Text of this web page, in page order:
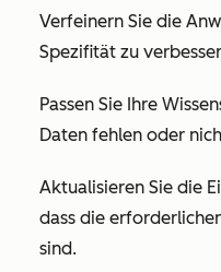
Verfeinern Sie die
Spezifität zu
Passen Sie Ihre
Daten fehlen oder
Aktualisieren Sie die
dass die
sind.